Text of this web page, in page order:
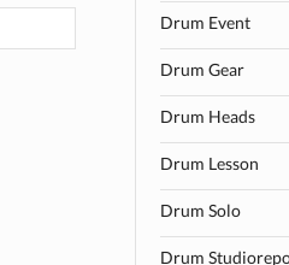
Drum Event
Drum Gear
Drum Heads
Drum Lesson
Drum Solo
Drum